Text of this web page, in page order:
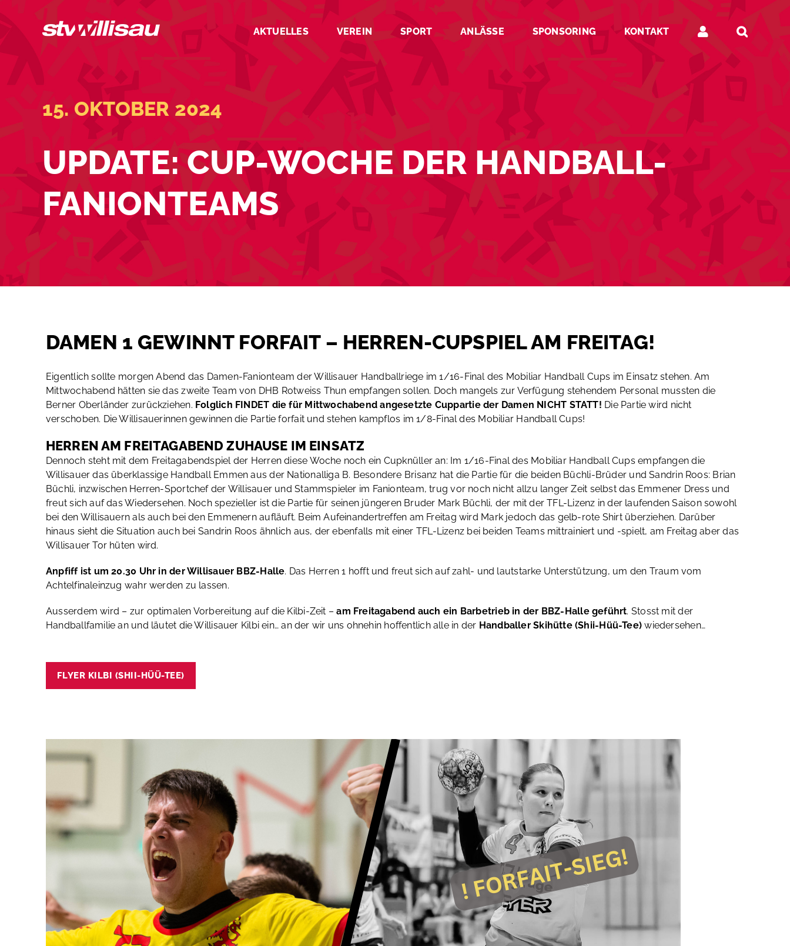
Inhalt
springen
AKTUELLES VEREIN SPORT ANLÄSSE SPONSORING KONTAKT
15. OKTOBER 2024
UPDATE: CUP-WOCHE DER HANDBALL-
FANIONTEAMS
DAMEN 1 GEWINNT FORFAIT – HERREN-CUPSPIEL AM FREITAG!
Eigentlich sollte morgen Abend das Damen-Fanionteam der Willisauer Handballriege im 1/16-Final des Mobiliar Handball Cups im Einsatz stehen. Am
Mittwochabend hätten sie das zweite Team von DHB Rotweiss Thun empfangen sollen. Doch mangels zur Verfügung stehendem Personal mussten die
Berner Oberländer zurückziehen. Folglich FINDET die für Mittwochabend angesetzte Cuppartie der Damen NICHT STATT! Die Partie wird nicht
verschoben. Die Willisauerinnen gewinnen die Partie forfait und stehen kampflos im 1/8-Final des Mobiliar Handball Cups!
HERREN AM FREITAGABEND ZUHAUSE IM EINSATZ
Dennoch steht mit dem Freitagabendspiel der Herren diese Woche noch ein Cupknüller an: Im 1/16-Final des Mobiliar Handball Cups empfangen die
Willisauer das überklassige Handball Emmen aus der Nationalliga B. Besondere Brisanz hat die Partie für die beiden Büchli-Brüder und Sandrin Roos: Brian
Büchli, inzwischen Herren-Sportchef der Willisauer und Stammspieler im Fanionteam, trug vor noch nicht allzu langer Zeit selbst das Emmener Dress und
freut sich auf das Wiedersehen. Noch spezieller ist die Partie für seinen jüngeren Bruder Mark Büchli, der mit der TFL-Lizenz in der laufenden Saison sowohl
bei den Willisauern als auch bei den Emmenern aufläuft. Beim Aufeinandertreffen am Freitag wird Mark jedoch das gelb-rote Shirt überziehen. Darüber
hinaus sieht die Situation auch bei Sandrin Roos ähnlich aus, der ebenfalls mit einer TFL-Lizenz bei beiden Teams mittrainiert und -spielt, am Freitag aber das
Willisauer Tor hüten wird.
Anpfiff ist um 20.30 Uhr in der Willisauer BBZ-Halle. Das Herren 1 hofft und freut sich auf zahl- und lautstarke Unterstützung, um den Traum vom
Achtelfinaleinzug wahr werden zu lassen.
Ausserdem wird – zur optimalen Vorbereitung auf die Kilbi-Zeit –am Freitagabend auch ein Barbetrieb in der BBZ-Halle geführt. Stosst mit der
Handballfamilie an und läutet die Willisauer Kilbi ein… an der wir uns ohnehin hoffentlich alle in der Handballer Skihütte (Shii-Hüü-Tee)wiedersehen…
FLYER KILBI (SHII-HÜÜ-TEE)